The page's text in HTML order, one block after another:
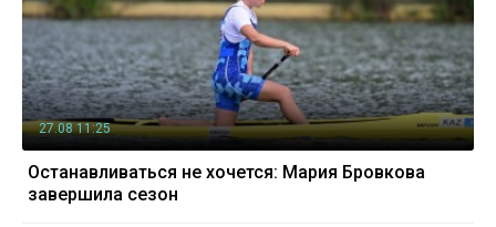
27.08 11:25
Останавливаться не хочется: Мария Бровкова
завершила сезон